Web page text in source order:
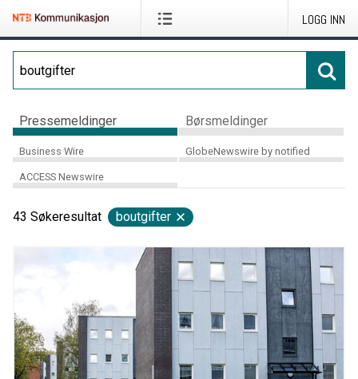
LOGG INN
Pressemeldinger Børsmeldinger
Business Wire GlobeNewswire by notified
ACCESS Newswire
43 Søkeresultat boutgifter